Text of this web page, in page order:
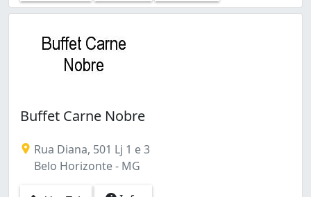
Buffet Carne Nobre
Rua Diana, 501 Lj 1 e 3
Belo Horizonte - MG